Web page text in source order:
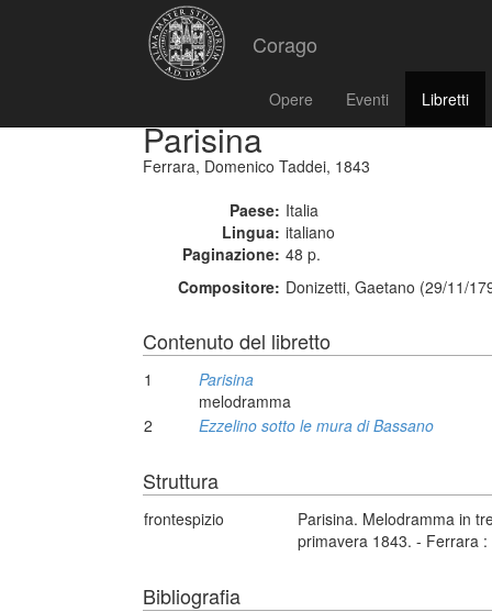
Corago
Opere Eventi Libretti
Parisina
Ferrara, Domenico Taddei, 1843
Paese: Italia
Lingua: italiano
Paginazione: 48 p.
Compositore: Donizetti, Gaetano (29/11/
Contenuto del libretto
1
Parisina
melodramma
2
Ezzelino sotto le mura di Bassano
Struttura
frontespizio
Parisina. Melodramma in
primavera 1843. - Ferrara
Bibliografia